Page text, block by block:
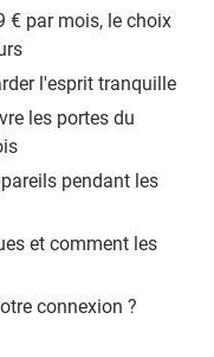
€ par mois, le choix
l'esprit tranquille
les portes du
pendant les
et comment les
connexion ?